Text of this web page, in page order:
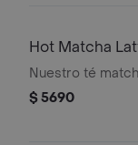
Hot Matcha
Nuestro té
$ 5690